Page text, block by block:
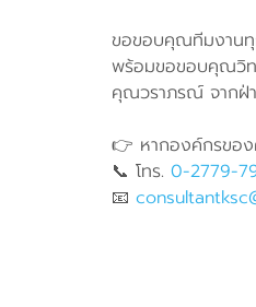
ขอขอบคุณทีมงานทุ
พร้อมขอขอบคุณวิท
คุณวราภรณ์ จากฝ่
👉 หากองค์กรของ
📞 โทร. 0-2779-
📧